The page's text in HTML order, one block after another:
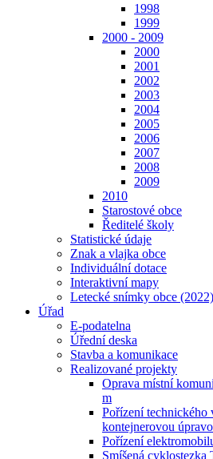
1998
1999
2000 - 2009
2000
2001
2002
2003
2004
2005
2006
2007
2008
2009
2010
Starostové obce
Ředitelé školy
Statistické údaje
Znak a vlajka obce
Individuální dotace
Interaktivní mapy
Letecké snímky obce (2022)
Úřad
E-podatelna
Úřední deska
Stavba a komunikace
Realizované projekty
Oprava místní
m
Pořízení
kontejnerovou
Pořízení
Smíšená